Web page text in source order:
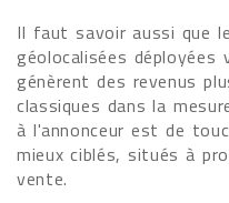
Il faut savoir aussi que
géolocalisées
génèrent des revenus
classiques dans la
à l'annonceur est de
mieux ciblés, situés à
vente.